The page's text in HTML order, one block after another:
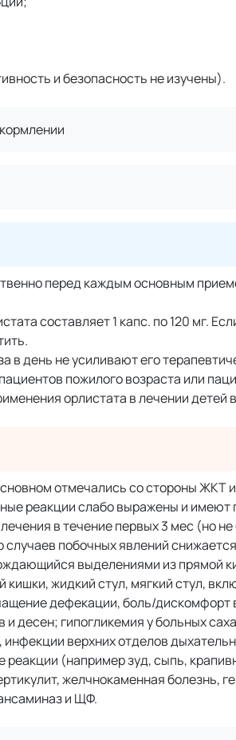
и безопасность не изучены).
перед каждым основным
составляет 1 капс. по 120 мг.
в день не усиливают его
пожилого возраста или
орлистата в лечении детей
отмечались со стороны
реакции слабо выражены и имеют
в течение первых 3 мес (но
побочных явлений
выделениями из прямой
жидкий стул, мягкий стул,
дефекации, боль/
десен; гипогликемия у больных
инфекции верхних отделов
(например зуд, сыпь,
желчнокаменная болезнь,
и ЩФ.